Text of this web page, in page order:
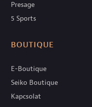
Presage
5 Sports
BOUTIQUE
E-Boutique
Seiko Boutique
Kapcsolat